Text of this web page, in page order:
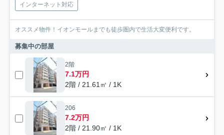
インターネット対応
オススメ物件！イオンモールまでも徒歩圏内で生活大変便利です。
募集中の部屋
2階
7.1万円
2階 / 21.61㎡ / 1K
206
7.2万円
2階 / 21.90㎡ / 1K